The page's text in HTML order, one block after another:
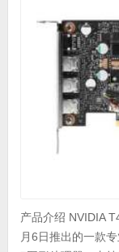
产品介绍 NVIDIA
月6日推出的一款